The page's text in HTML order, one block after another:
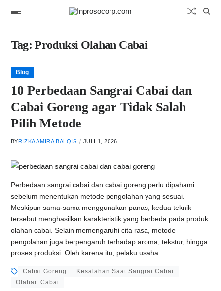
Tag:Produksi Olahan Cabai
Blog
10 Perbedaan Sangrai Cabai dan
Cabai Goreng agar Tidak Salah
Pilih Metode
BYRIZKA AMIRA BALQIS JULI 1, 2026
Perbedaan sangrai cabai dan cabai goreng perlu dipahami
sebelum menentukan metode pengolahan yang sesuai.
Meskipun sama-sama menggunakan panas, kedua teknik
tersebut menghasilkan karakteristik yang berbeda pada produk
olahan cabai. Selain memengaruhi cita rasa, metode
pengolahan juga berpengaruh terhadap aroma, tekstur, hingga
proses produksi. Oleh karena itu, pelaku usaha…
Cabai Goreng
Kesalahan Saat Sangrai Cabai
Olahan Cabai